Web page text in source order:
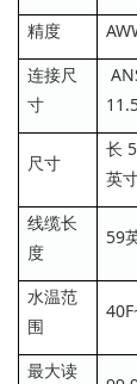
精度
连接尺
寸
尺寸
长
英
线缆长
度
59
水温范
围
最大读